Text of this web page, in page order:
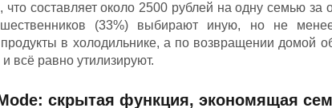
что составляет около 2500 рублей на одну семью
(33%) выбирают иную, но не
в холодильнике, а по возвращении домой
всё равно утилизируют.
скрытая функция, экономящая